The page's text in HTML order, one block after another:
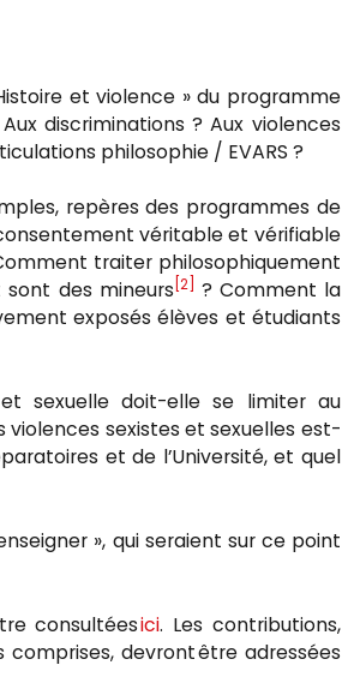
et violence » du programme
discriminations ? Aux violences
philosophie / EVARS ?
repères des programmes de
véritable et vérifiable
traiter philosophiquement
des mineurs [2]
? Comment la
exposés élèves et étudiants
sexuelle doit-elle se limiter au
sexistes et sexuelles est-
et de l’Université, et quel
», qui seraient sur ce point
consultéesici. Les contributions,
devront être adressées